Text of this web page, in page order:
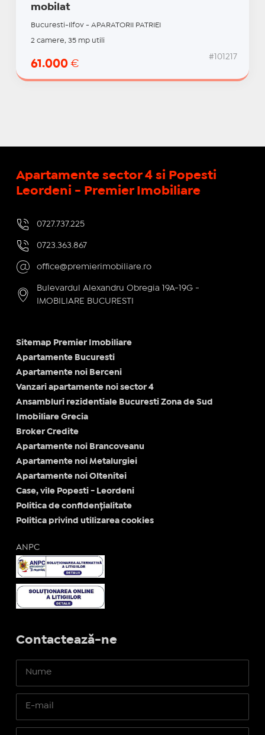
mobilat
Bucuresti-Ilfov - APARATORII PATRIEI
2 camere, 35 mp utili
61.000 €
#101217
Apartamente sector 4 si Popesti
Leordeni - Premier Imobiliare
0727.737.225
0723.363.867
office@premierimobiliare.ro
Bulevardul Alexandru Obregia 19A-19G -
IMOBILIARE BUCURESTI
Sitemap Premier Imobiliare
Apartamente Bucuresti
Apartamente noi Berceni
Vanzari apartamente noi sector 4
Ansambluri rezidentiale Bucuresti Zona de Sud
Imobiliare Grecia
Broker Credite
Apartamente noi Brancoveanu
Apartamente noi Metalurgiei
Apartamente noi Oltenitei
Case, vile Popesti - Leordeni
Politica de confidențialitate
Politica privind utilizarea cookies
ANPC
Contactează-ne